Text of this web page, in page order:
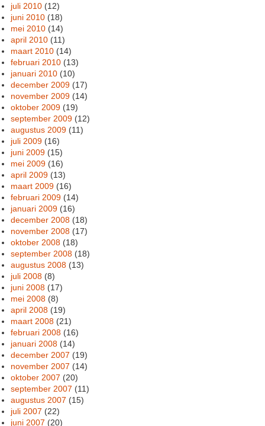
juli 2010 (12)
juni 2010 (18)
mei 2010 (14)
april 2010 (11)
maart 2010 (14)
februari 2010 (13)
januari 2010 (10)
december 2009 (17)
november 2009 (14)
oktober 2009 (19)
september 2009 (12)
augustus 2009 (11)
juli 2009 (16)
juni 2009 (15)
mei 2009 (16)
april 2009 (13)
maart 2009 (16)
februari 2009 (14)
januari 2009 (16)
december 2008 (18)
november 2008 (17)
oktober 2008 (18)
september 2008 (18)
augustus 2008 (13)
juli 2008 (8)
juni 2008 (17)
mei 2008 (8)
april 2008 (19)
maart 2008 (21)
februari 2008 (16)
januari 2008 (14)
december 2007 (19)
november 2007 (14)
oktober 2007 (20)
september 2007 (11)
augustus 2007 (15)
juli 2007 (22)
juni 2007 (20)